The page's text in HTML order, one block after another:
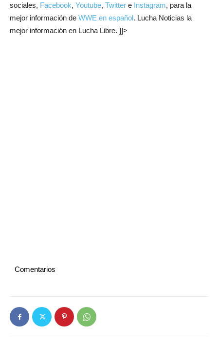
sociales, Facebook, Youtube, Twitter e Instagram, para la
mejor información de WWE en español. Lucha Noticias la
mejor información en Lucha Libre. ]]>
Comentarios